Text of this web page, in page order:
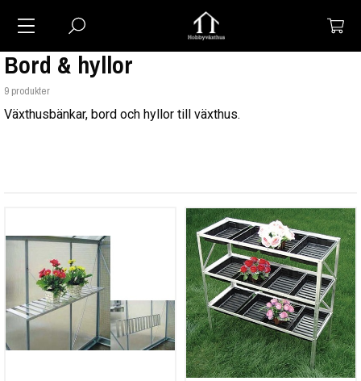
Bord & hyllor
9 produkter
Växthusbänkar, bord och hyllor till växthus.